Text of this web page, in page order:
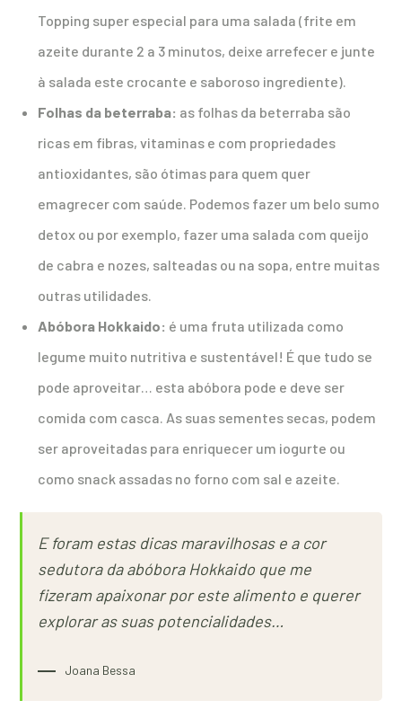
Topping super especial para uma salada (frite em
azeite durante 2 a 3 minutos, deixe arrefecer e junte
à salada este crocante e saboroso ingrediente).
Folhas da beterraba: as folhas da beterraba são
ricas em fibras, vitaminas e com propriedades
antioxidantes, são ótimas para quem quer
emagrecer com saúde. Podemos fazer um belo sumo
detox ou por exemplo, fazer uma salada com queijo
de cabra e nozes, salteadas ou na sopa, entre muitas
outras utilidades.
Abóbora Hokkaido: é uma fruta utilizada como
legume muito nutritiva e sustentável! É que tudo se
pode aproveitar… esta abóbora pode e deve ser
comida com casca. As suas sementes secas, podem
ser aproveitadas para enriquecer um iogurte ou
como snack assadas no forno com sal e azeite.
E foram estas dicas maravilhosas e a cor
sedutora da abóbora Hokkaido que me
fizeram apaixonar por este alimento e querer
explorar as suas potencialidades…
Joana Bessa